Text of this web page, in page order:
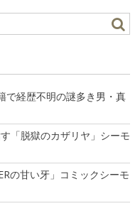
で経歴不明の謎多き男・真
「脱獄のカザリヤ」シーモ
の甘い牙」コミックシーモ